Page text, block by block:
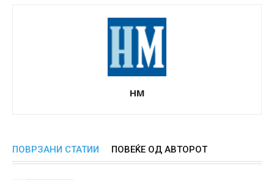
НМ
ПОВРЗАНИ СТАТИИ ПОВЕЌЕ ОД АВТОРОТ